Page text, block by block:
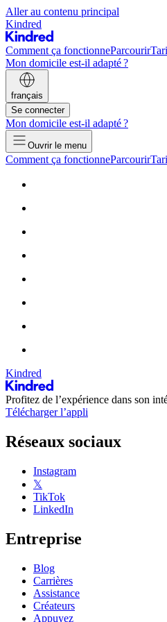
Aller au contenu principal
Kindred
Comment ça fonctionneParcourir
Mon domicile est-il adapté ?
français
Se connecter
Mon domicile est-il adapté ?
Ouvrir le menu
Comment ça fonctionneParcourir
Kindred
Profitez de l’expérience dans son
Télécharger l’appli
Réseaux sociaux
Instagram
𝕏
TikTok
LinkedIn
Entreprise
Blog
Carrières
Assistance
Créateurs
Appuyez